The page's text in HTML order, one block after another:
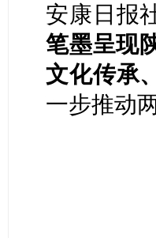
安康日报
笔墨呈现
文化传承
一步推动